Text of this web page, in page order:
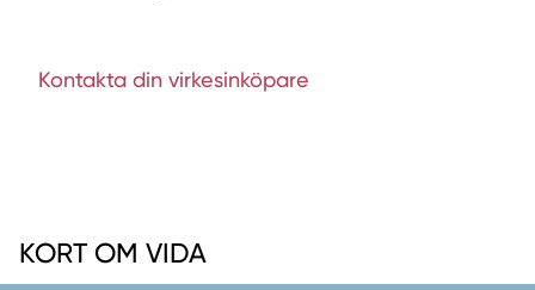
Kontakta din virkesinköpare
KORT OM VIDA